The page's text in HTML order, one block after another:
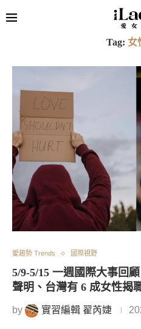
Tag: 女
愛趨勢 Trends 國際視野
5/9-5/15 一週國際大事回
聲明、台灣有 6 成女性揭
by 實習編輯 翟芮婕